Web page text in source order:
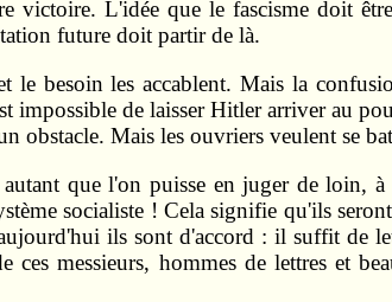
victoire. L'idée que le fascisme doit
future doit partir de là.
le besoin les accablent. Mais la
impossible de laisser Hitler arriver au
obstacle. Mais les ouvriers veulent se
que l'on puisse en juger de loin,
socialiste ! Cela signifie qu'ils
ils sont d'accord : il suffit de
messieurs, hommes de lettres et